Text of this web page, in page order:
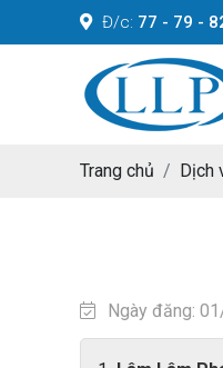
Đ/c: 77 - 79 -
Trang chủ Dịch
Ngày đăng: